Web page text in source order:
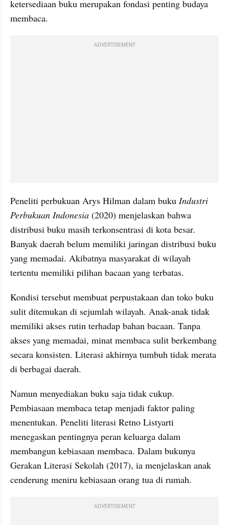
ketersediaan buku merupakan fondasi penting budaya
membaca.
ADVERTISEMENT
Peneliti perbukuan Arys Hilman dalam buku Industri
Perbukuan Indonesia (2020) menjelaskan bahwa
distribusi buku masih terkonsentrasi di kota besar.
Banyak daerah belum memiliki jaringan distribusi buku
yang memadai. Akibatnya masyarakat di wilayah
tertentu memiliki pilihan bacaan yang terbatas.
Kondisi tersebut membuat perpustakaan dan toko buku
sulit ditemukan di sejumlah wilayah. Anak-anak tidak
memiliki akses rutin terhadap bahan bacaan. Tanpa
akses yang memadai, minat membaca sulit berkembang
secara konsisten. Literasi akhirnya tumbuh tidak merata
di berbagai daerah.
Namun menyediakan buku saja tidak cukup.
Pembiasaan membaca tetap menjadi faktor paling
menentukan. Peneliti literasi Retno Listyarti
menegaskan pentingnya peran keluarga dalam
membangun kebiasaan membaca. Dalam bukunya
Gerakan Literasi Sekolah (2017), ia menjelaskan anak
cenderung meniru kebiasaan orang tua di rumah.
ADVERTISEMENT